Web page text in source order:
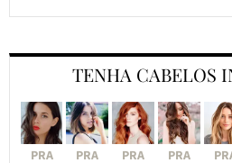
TENHA CABELOS
PRA
PRA
PRA
PRA